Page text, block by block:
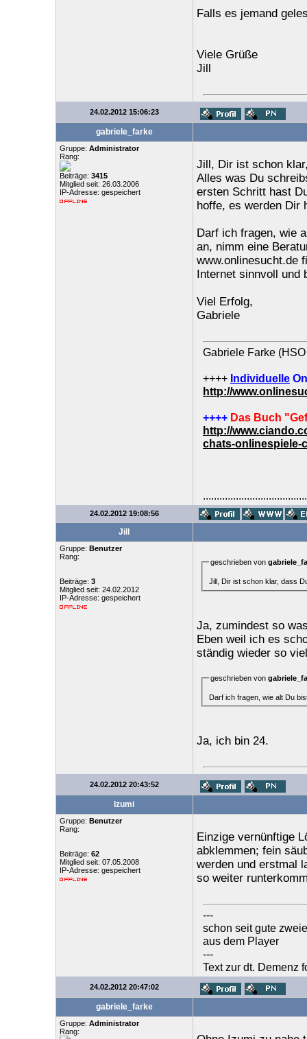
Falls es jemand
Viele Grüße
Jill
24.02.2012 15:06:23
gabriele_farke
Gruppe: Administrator
Rang:
Beiträge: 3415
Mitglied seit: 26.03.2006
IP-Adresse: gespeichert
Jill, Dir ist schon
Alles was Du
ersten Schritt hast
hoffe, es werden Dir
Darf ich fragen, wie
an, nimm eine
www.onlinesucht.de
Internet sinnvoll und
Viel Erfolg,
Gabriele
Gabriele Farke (HSO
++++ Individuelle
http://
++++ Das Buch
http://
chats-onlinespiele-
24.02.2012 19:08:56
Jill
Gruppe: Benutzer
Rang:
Beiträge: 3
Mitglied seit: 24.02.2012
IP-Adresse: gespeichert
geschrieben von
Jill, Dir ist schon klar, dass
Ja, zumindest so
Eben weil ich es
ständig wieder so
geschrieben von
Darf ich fragen, wie alt Du
Ja, ich bin 24.
24.02.2012 20:43:52
Izumi
Gruppe: Benutzer
Rang:
Beiträge: 62
Mitglied seit: 07.05.2008
IP-Adresse: gespeichert
Einzige vernünftige
abklemmen; fein
werden und erstmal
so weiter
---
schon seit gute
aus dem Player
---
Text zur dt. Demenz
24.02.2012 20:47:02
gabriele_farke
Gruppe: Administrator
Rang: